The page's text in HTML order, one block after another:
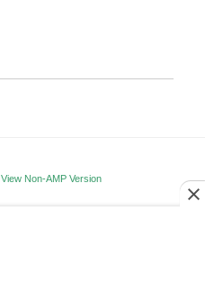
View Non-AMP Version